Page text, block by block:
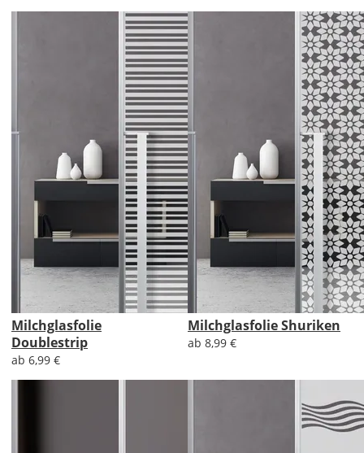
Milchglasfolie
Doublestrip
ab 6,99 €
Milchglasfolie Shuriken
ab 8,99 €